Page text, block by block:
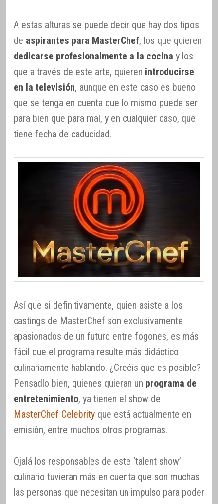
A estas alturas se puede decir que hay dos tipos
de aspirantes para MasterChef, los que quieren
dedicarse profesionalmente a la cocina y los
que a través de este arte, quieren introducirse
en la televisión, aunque en este caso es bueno
que se tenga en cuenta que lo mismo puede ser
para bien que para mal, y en cualquier caso, que
tiene fecha de caducidad.
Así que si definitivamente, quien asiste a los
castings de MasterChef son exclusivamente
apasionados de un futuro entre fogones, es más
fácil que el programa resulte más didáctico
culinariamente hablando. ¿Creéis que es posible?
Pensadlo bien, quienes quieran un programa de
entretenimiento, ya tienen el show de
MasterChef Celebrity que está actualmente en
emisión, entre muchos otros programas.
Ojalá los responsables de este ‘talent show’
culinario tuvieran más en cuenta que son muchas
las personas que necesitan un impulso para poder